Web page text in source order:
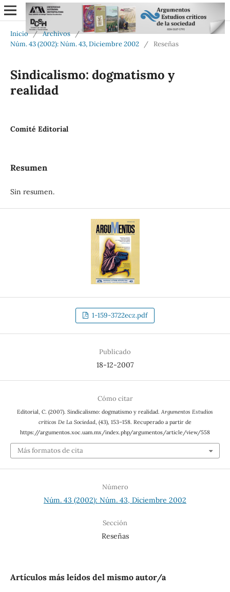
Inicio / Archivos /
Núm. 43 (2002): Núm. 43, Diciembre 2002
/ Reseñas
Sindicalismo: dogmatismo y
realidad
Comité Editorial
Resumen
Sin resumen.
1-159-3722ecz.pdf
Publicado
18-12-2007
Cómo citar
Editorial, C. (2007). Sindicalismo: dogmatismo y realidad. Argumentos Estudios
críticos De La Sociedad, (43), 153–158. Recuperado a partir de
https://argumentos.xoc.uam.mx/index.php/argumentos/article/view/558
Más formatos de cita
Número
Núm. 43 (2002): Núm. 43, Diciembre 2002
Sección
Reseñas
Artículos más leídos del mismo autor/a